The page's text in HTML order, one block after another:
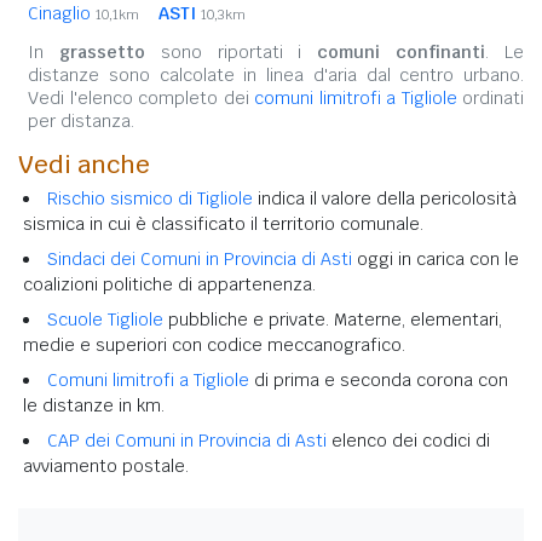
Cinaglio 10,1km ASTI 10,3km
In grassetto sono riportati i comuni confinanti. Le
distanze sono calcolate in linea d'aria dal centro urbano.
Vedi l'elenco completo dei comuni limitrofi a Tigliole ordinati
per distanza.
Vedi anche
Rischio sismico di Tigliole indica il valore della pericolosità
sismica in cui è classificato il territorio comunale.
Sindaci dei Comuni in Provincia di Asti oggi in carica con le
coalizioni politiche di appartenenza.
Scuole Tigliole pubbliche e private. Materne, elementari,
medie e superiori con codice meccanografico.
Comuni limitrofi a Tigliole di prima e seconda corona con
le distanze in km.
CAP dei Comuni in Provincia di Asti elenco dei codici di
avviamento postale.